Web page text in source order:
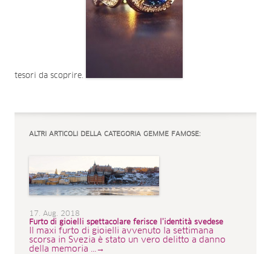
tesori da scoprire.
ALTRI ARTICOLI DELLA CATEGORIA GEMME FAMOSE:
17. Aug. 2018
Furto di gioielli spettacolare ferisce l’identità svedese
Il maxi furto di gioielli avvenuto la settimana
scorsa in Svezia è stato un vero delitto a danno
della memoria ...→